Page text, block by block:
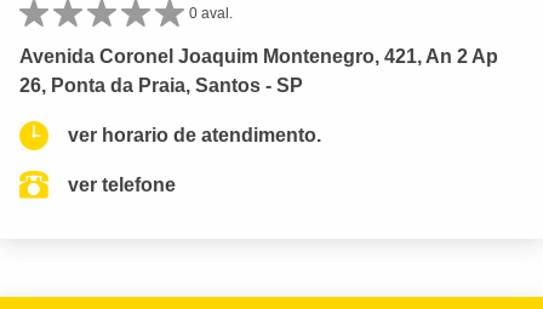
0 aval.
Avenida Coronel Joaquim Montenegro, 421, An 2 Ap
26, Ponta da Praia, Santos - SP
ver horario de atendimento.
ver telefone